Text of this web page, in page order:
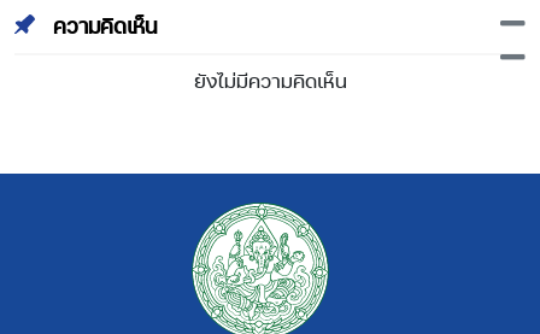
ความคิดเห็น
ยังไม่มีความคิดเห็น